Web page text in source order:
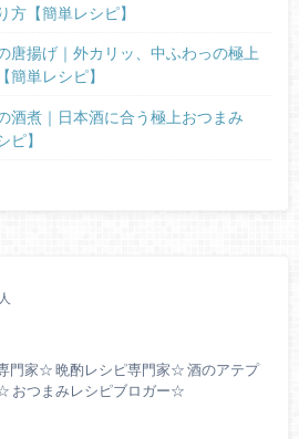
方【簡単レシピ】
唐揚げ｜外カリッ、中ふわっの極上
簡単レシピ】
酒煮｜日本酒に合う極上おつまみ
ピ】
門家☆ 晩酌レシピ専門家☆ 酒のアテプ
おつまみレシピブロガー☆